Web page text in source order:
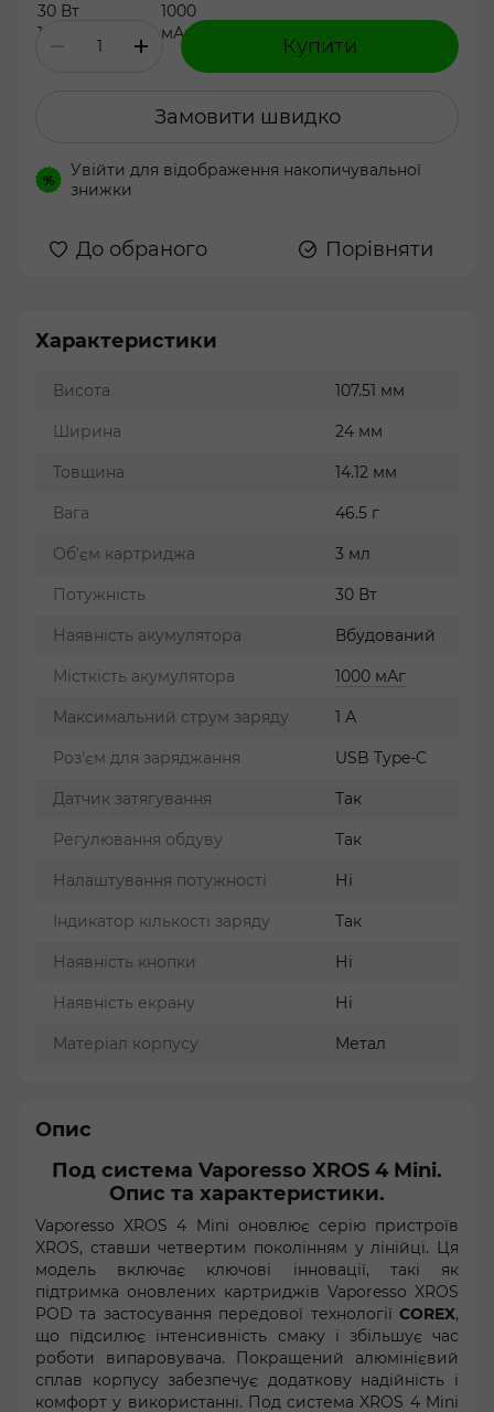
Купити
Замовити швидко
% Увійти для відображення накопичувальної
знижки
До обраного Порівняти
Характеристики
Висота 107.51 мм
Ширина 24 мм
Товщина 14.12 мм
Вага 46.5 г
Об'єм картриджа 3 мл
Потужність 30 Вт
Наявність акумулятора Вбудований
Місткість акумулятора 1000 мАг
Максимальний струм заряду 1 А
Роз'єм для заряджання USB Type-C
Датчик затягування Так
Регулювання обдуву Так
Налаштування потужності Ні
Індикатор кількості заряду Так
Наявність кнопки Ні
Наявність екрану Ні
Матеріал корпусу Метал
Опис
Под система Vaporesso XROS 4 Mini.
Опис та характеристики.
Vaporesso XROS 4 Mini оновлює серію пристроїв
XROS, ставши четвертим поколінням у лінійці. Ця
модель включає ключові інновації, такі як
підтримка оновлених картриджів Vaporesso XROS
POD та застосування передової технології COREX,
що підсилює інтенсивність смаку і збільшує час
роботи випаровувача. Покращений алюмінієвий
сплав корпусу забезпечує додаткову надійність і
комфорт у використанні. Под система XROS 4 Mini